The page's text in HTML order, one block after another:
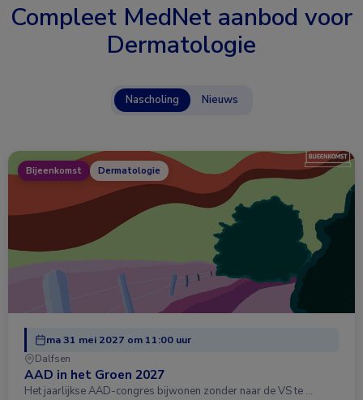
Compleet MedNet aanbod voor
Dermatologie
Nascholing Nieuws
Bijeenkomst Dermatologie
ma 31 mei 2027 om 11:00 uur
Dalfsen
AAD in het Groen 2027
Het jaarlijkse AAD-congres bijwonen zonder naar de VS te …